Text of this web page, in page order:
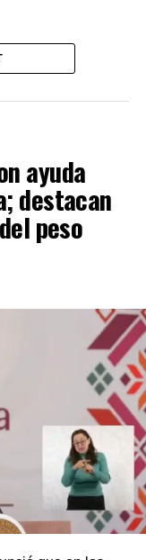
ayuda
destacan
peso